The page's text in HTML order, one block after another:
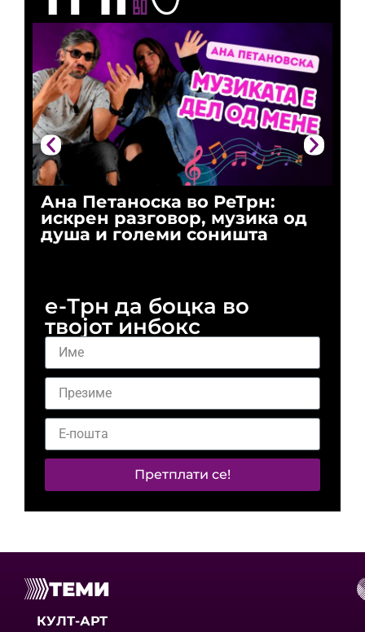
Ана Петаноска во РеТрн:
искрен разговор, музика од
душа и големи соништа
е-Трн да боцка во
твојот инбокс
Претплати се!
ТЕМИ
КУЛТ-АРТ